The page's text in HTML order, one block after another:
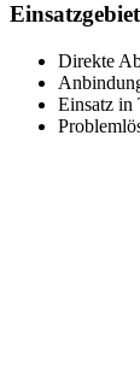
Direkte
Einsatz in